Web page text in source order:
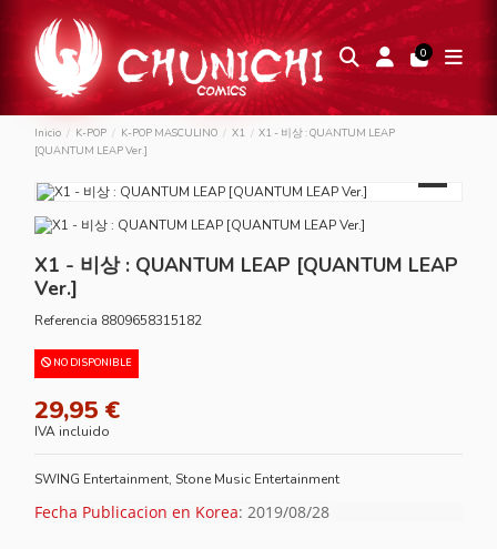
0
Inicio K-POP K-POP MASCULINO X1
X1 - 비상 : QUANTUM LEAP
[QUANTUM LEAP Ver.]
X1 - 비상 : QUANTUM LEAP [QUANTUM LEAP
Ver.]
Referencia 8809658315182
NO DISPONIBLE
29,95 €
IVA incluido
SWING Entertainment, Stone Music Entertainment
Fecha Publicacion en Korea: 2019/08/28